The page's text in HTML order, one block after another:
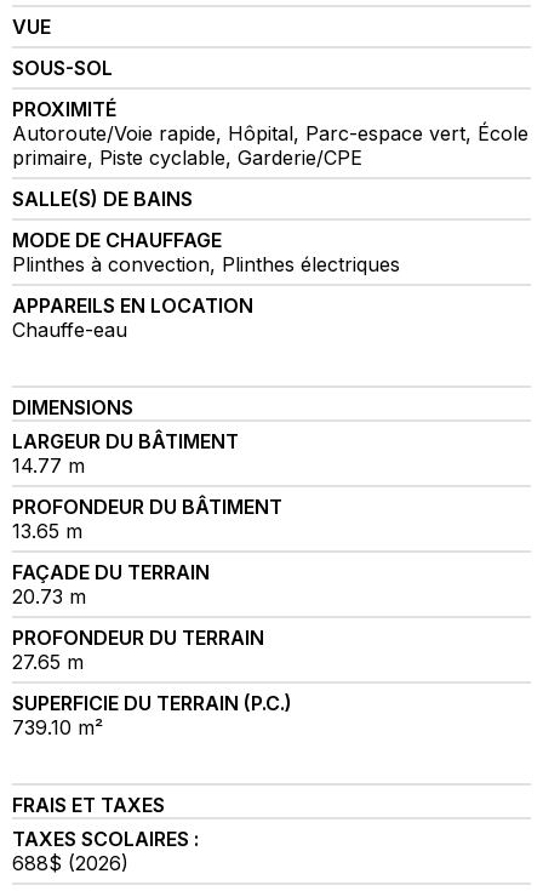
VUE
SOUS-SOL
PROXIMITÉ
Autoroute/Voie rapide, Hôpital, Parc-espace vert, École
primaire, Piste cyclable, Garderie/CPE
SALLE(S) DE BAINS
MODE DE CHAUFFAGE
Plinthes à convection, Plinthes électriques
APPAREILS EN LOCATION
Chauffe-eau
DIMENSIONS
LARGEUR DU BÂTIMENT
14.77 m
PROFONDEUR DU BÂTIMENT
13.65 m
FAÇADE DU TERRAIN
20.73 m
PROFONDEUR DU TERRAIN
27.65 m
SUPERFICIE DU TERRAIN (P.C.)
739.10 m²
FRAIS ET TAXES
TAXES SCOLAIRES :
688$ (2026)